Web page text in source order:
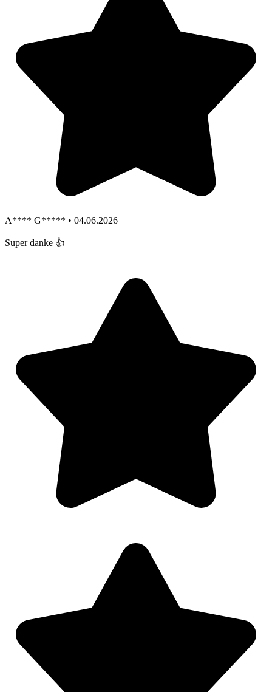
A**** G***** • 04.06.2026
Super danke 👍